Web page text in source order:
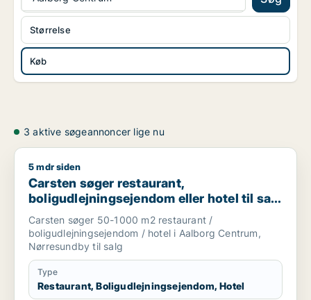
Køb
Størrelse
3 aktive søgeannoncer lige nu
Carsten søger restaurant, boligudlejningsejendom eller
5 mdr siden
Carsten søger restaurant,
boligudlejningsejendom eller hotel til salg
i Aalborg Centrum eller Nørresundby
Carsten søger 50-1000 m2 restaurant /
boligudlejningsejendom / hotel i Aalborg Centrum,
Nørresundby til salg
Type
Restaurant, Boligudlejningsejendom, Hotel